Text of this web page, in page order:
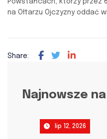
na Ołtarzu Ojczyzny oddać
Share:
Najnowsze
lip 12, 2026